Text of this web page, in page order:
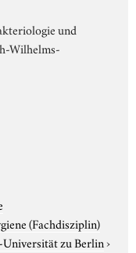
und
Wilhelms-
(Fachdisziplin)
zu Berlin›